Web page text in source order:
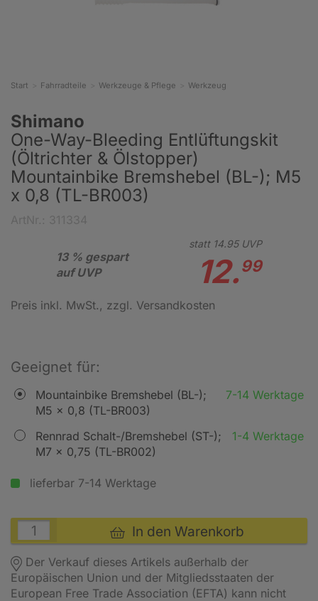
Start Fahrradteile Werkzeuge & Pflege Werkzeug
Shimano
One-Way-Bleeding Entlüftungskit
(Öltrichter & Ölstopper)
Mountainbike Bremshebel (BL-); M5
x 0,8 (TL-BR003)
13 % gespart
auf UVP
statt 14.95UVP
12.99
Preis inkl. MwSt., zzgl. Versandkosten
Geeignet für:
Mountainbike Bremshebel (BL-);
M5 x 0,8 (TL-BR003)
7-14 Werktage
Rennrad Schalt-/Bremshebel (ST-);
M7 x 0,75 (TL-BR002)
1-4 Werktage
lieferbar 7-14 Werktage
In den Warenkorb
Der Verkauf dieses Artikels außerhalb der
Europäischen Union und der Mitgliedsstaaten der
European Free Trade Association (EFTA) kann nicht